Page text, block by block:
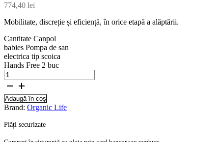
774,40 lei
Mobilitate, discreție și eficiență, în orice etapă a alăptării.
Cantitate Canpol
babies Pompa de san
electrica tip scoica
Hands Free 2 buc
Adaugă în coș
Brand: Organic Life
Plăți securizate